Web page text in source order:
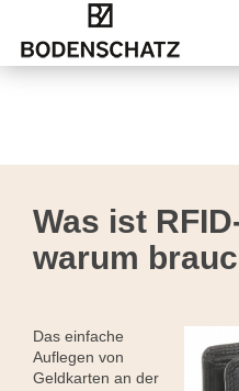
Was ist
warum
Das einfache
Auflegen von
Geldkarten an der